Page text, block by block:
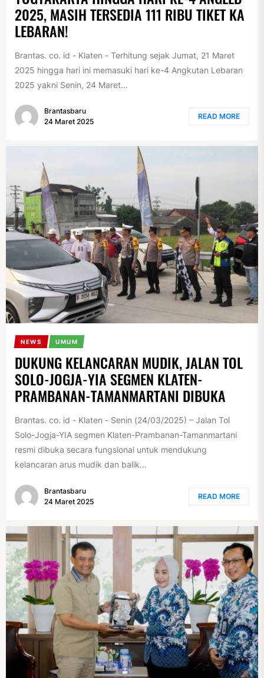
2025, MASIH TERSEDIA 111 RIBU TIKET KA
LEBARAN!
Brantas. co. id - Klaten - Terhitung sejak Jumat, 21 Maret
2025 hingga hari ini memasuki hari ke-4 Angkutan Lebaran
2025 yakni Senin, 24 Maret...
Brantasbaru
24 Maret 2025
READ MORE
NEWS UMUM
DUKUNG KELANCARAN MUDIK, JALAN TOL
SOLO-JOGJA-YIA SEGMEN KLATEN-
PRAMBANAN-TAMANMARTANI DIBUKA
Brantas. co. id - Klaten - Senin (24/03/2025) – Jalan Tol
Solo-Jogja-YIA segmen Klaten-Prambanan-Tamanmartani
resmi dibuka secara fungsional untuk mendukung
kelancaran arus mudik dan balik...
Brantasbaru
24 Maret 2025
READ MORE